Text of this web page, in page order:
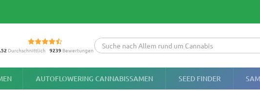
Durchschnittlich 9239Bewertungen
AUTOFLOWERING CANNABISSAMEN SEED FINDER